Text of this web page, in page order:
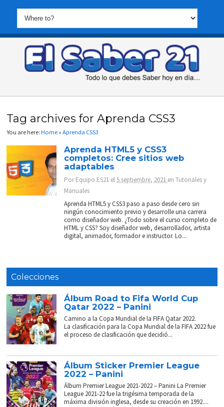
Tag archives for Aprenda CSS3
You are here:Home »Aprenda CSS3
Aprenda HTML5 y CSS3
completos: Cree sitios web
adaptables
PorEquipo ES21 el5 septiembre, 2021 enTutoriales y
Manuales
Aprenda HTML5 y CSS3 paso a paso desde cero sin
ningún conocimiento previo y desarrolle una carrera
como diseñador web. ¿Todo sobre el curso completo de
HTML y CSS? Soy diseñador web, desarrollador, artista
digital, animador, formador e instructor. Lo...
Colecciones
Álbum Road to Fifa World Cup
Qatar 2022 – Panini
Camino a la Copa Mundial de la FIFA Qatar 2022.
La clasificación para la Copa Mundial de la FIFA 2022 fue
el proceso de clasificación que decidió...
Álbum Sticker Premier League
2022 – Panini
Álbum Premier League 2021-2022 – Panini La Premier
League 2021-22 fue la trigésima temporada de la
máxima división inglesa, desde su creación en 1992....